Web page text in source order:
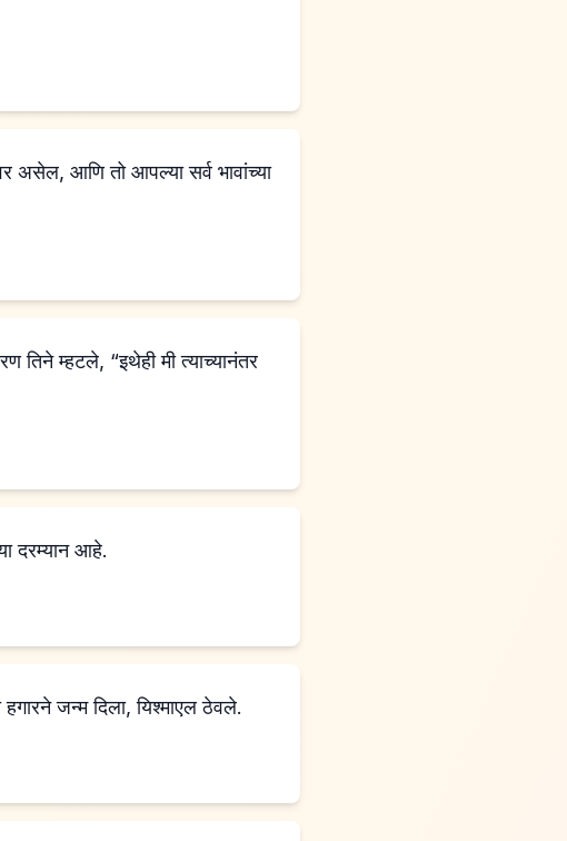
असेल, आणि तो आपल्या सर्व भावांच्या
दरम्यान आहे.
जन्म दिला, यिश्माएल ठेवले.